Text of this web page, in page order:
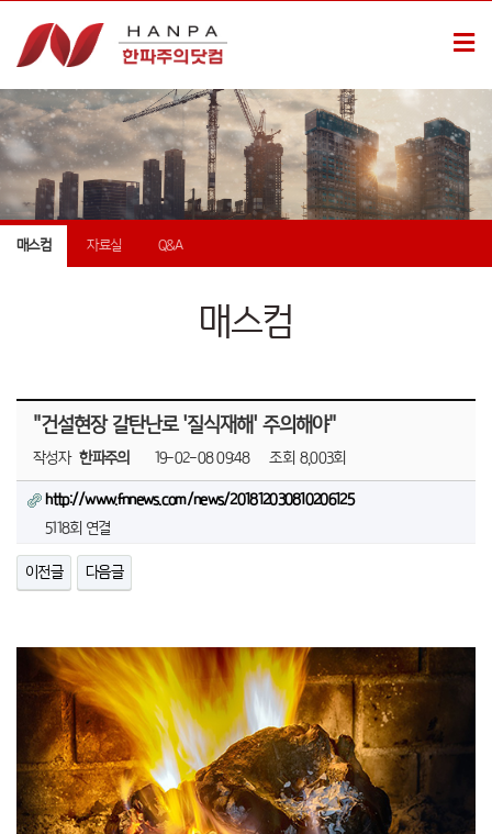
매스컴 자료실 Q&A
매스컴
"건설현장 갈탄난로 '질식재해' 주의해야"
작성자 한파주의 19-02-08 09:48 조회 8,003회
http://www.fnnews.com/news/201812030810206125
5118회 연결
이전글 다음글